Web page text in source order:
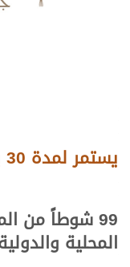
يستمر لمدة 30 يوماً بميدان لبصير
99 شوطاً من
المحلية